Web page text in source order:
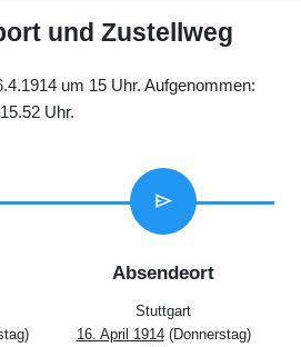
und Zustellweg
um 15 Uhr. Aufgenommen:
Uhr.
send
Absendeort
Stuttgart
16. April 1914(Donnerstag)